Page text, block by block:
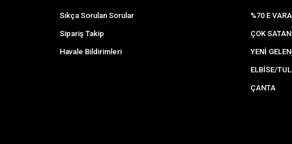
Sıkça Sorulan Sorular
Sipariş Takip
Havale Bildirimleri
%70 E
ÇOK
YENİ
ELBİSE/
ÇANTA